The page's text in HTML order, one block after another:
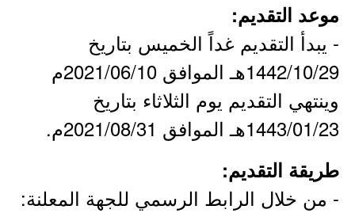
موعد التقديم:
- يبدأ التقديم غداً الخميس بتاريخ
1442/10/29هـ الموافق 2021/06/10م
وينتهي التقديم يوم الثلاثاء بتاريخ
1443/01/23هـ الموافق 2021/08/31م.
طريقة التقديم:
- من خلال الرابط الرسمي للجهة المعلنة: